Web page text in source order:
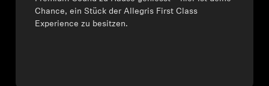
Chance, ein Stück der Allegris First Class
Experience zu besitzen.